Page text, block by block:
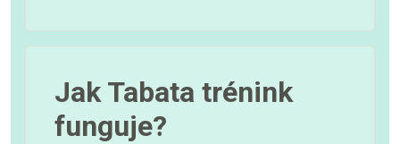
Jak Tabata trénink
funguje?